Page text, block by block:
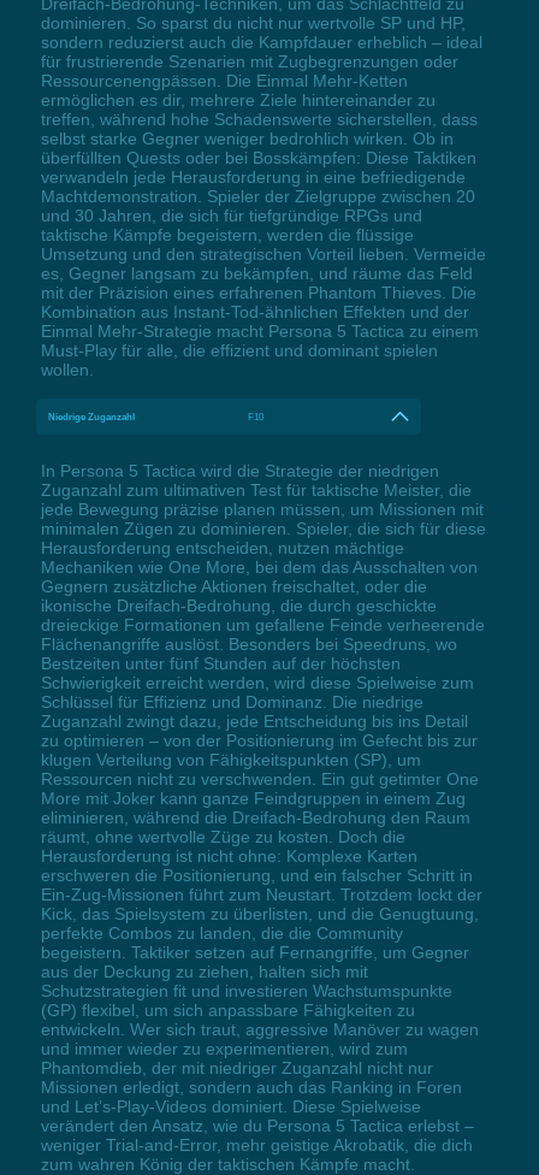
dominieren. So sparst du nicht nur wertvolle SP und HP,
sondern reduzierst auch die Kampfdauer erheblich – ideal
für frustrierende Szenarien mit Zugbegrenzungen oder
Ressourcenengpässen. Die Einmal Mehr-Ketten
ermöglichen es dir, mehrere Ziele hintereinander zu
treffen, während hohe Schadenswerte sicherstellen, dass
selbst starke Gegner weniger bedrohlich wirken. Ob in
überfüllten Quests oder bei Bosskämpfen: Diese Taktiken
verwandeln jede Herausforderung in eine befriedigende
Machtdemonstration. Spieler der Zielgruppe zwischen 20
und 30 Jahren, die sich für tiefgründige RPGs und
taktische Kämpfe begeistern, werden die flüssige
Umsetzung und den strategischen Vorteil lieben. Vermeide
es, Gegner langsam zu bekämpfen, und räume das Feld
mit der Präzision eines erfahrenen Phantom Thieves. Die
Kombination aus Instant-Tod-ähnlichen Effekten und der
Einmal Mehr-Strategie macht Persona 5 Tactica zu einem
Must-Play für alle, die effizient und dominant spielen
wollen.
Niedrige Zuganzahl F10
In Persona 5 Tactica wird die Strategie der niedrigen
Zuganzahl zum ultimativen Test für taktische Meister, die
jede Bewegung präzise planen müssen, um Missionen mit
minimalen Zügen zu dominieren. Spieler, die sich für diese
Herausforderung entscheiden, nutzen mächtige
Mechaniken wie One More, bei dem das Ausschalten von
Gegnern zusätzliche Aktionen freischaltet, oder die
ikonische Dreifach-Bedrohung, die durch geschickte
dreieckige Formationen um gefallene Feinde verheerende
Flächenangriffe auslöst. Besonders bei Speedruns, wo
Bestzeiten unter fünf Stunden auf der höchsten
Schwierigkeit erreicht werden, wird diese Spielweise zum
Schlüssel für Effizienz und Dominanz. Die niedrige
Zuganzahl zwingt dazu, jede Entscheidung bis ins Detail
zu optimieren – von der Positionierung im Gefecht bis zur
klugen Verteilung von Fähigkeitspunkten (SP), um
Ressourcen nicht zu verschwenden. Ein gut getimter One
More mit Joker kann ganze Feindgruppen in einem Zug
eliminieren, während die Dreifach-Bedrohung den Raum
räumt, ohne wertvolle Züge zu kosten. Doch die
Herausforderung ist nicht ohne: Komplexe Karten
erschweren die Positionierung, und ein falscher Schritt in
Ein-Zug-Missionen führt zum Neustart. Trotzdem lockt der
Kick, das Spielsystem zu überlisten, und die Genugtuung,
perfekte Combos zu landen, die die Community
begeistern. Taktiker setzen auf Fernangriffe, um Gegner
aus der Deckung zu ziehen, halten sich mit
Schutzstrategien fit und investieren Wachstumspunkte
(GP) flexibel, um sich anpassbare Fähigkeiten zu
entwickeln. Wer sich traut, aggressive Manöver zu wagen
und immer wieder zu experimentieren, wird zum
Phantomdieb, der mit niedriger Zuganzahl nicht nur
Missionen erledigt, sondern auch das Ranking in Foren
und Let’s-Play-Videos dominiert. Diese Spielweise
verändert den Ansatz, wie du Persona 5 Tactica erlebst –
weniger Trial-and-Error, mehr geistige Akrobatik, die dich
zum wahren König der taktischen Kämpfe macht.